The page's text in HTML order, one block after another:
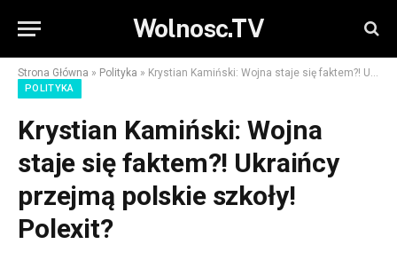
Wolnosc.TV
Strona Główna » Polityka » Krystian Kamiński: Wojna staje się faktem?! Ukraińcy przejmą polskie szkoły! Polexit?
POLITYKA
Krystian Kamiński: Wojna
staje się faktem?! Ukraińcy
przejmą polskie szkoły!
Polexit?